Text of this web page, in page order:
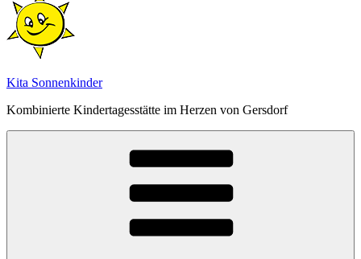
Kita Sonnenkinder
Kombinierte Kindertagesstätte im Herzen von Gersdorf